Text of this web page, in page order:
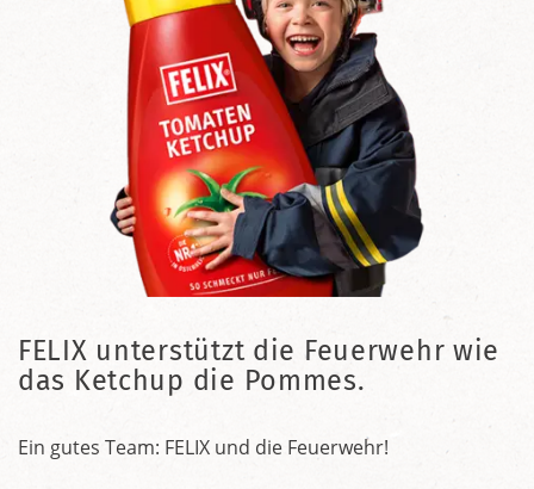
FELIX unterstützt die Feuerwehr wie
das Ketchup die Pommes.
Ein gutes Team: FELIX und die Feuerwehr!